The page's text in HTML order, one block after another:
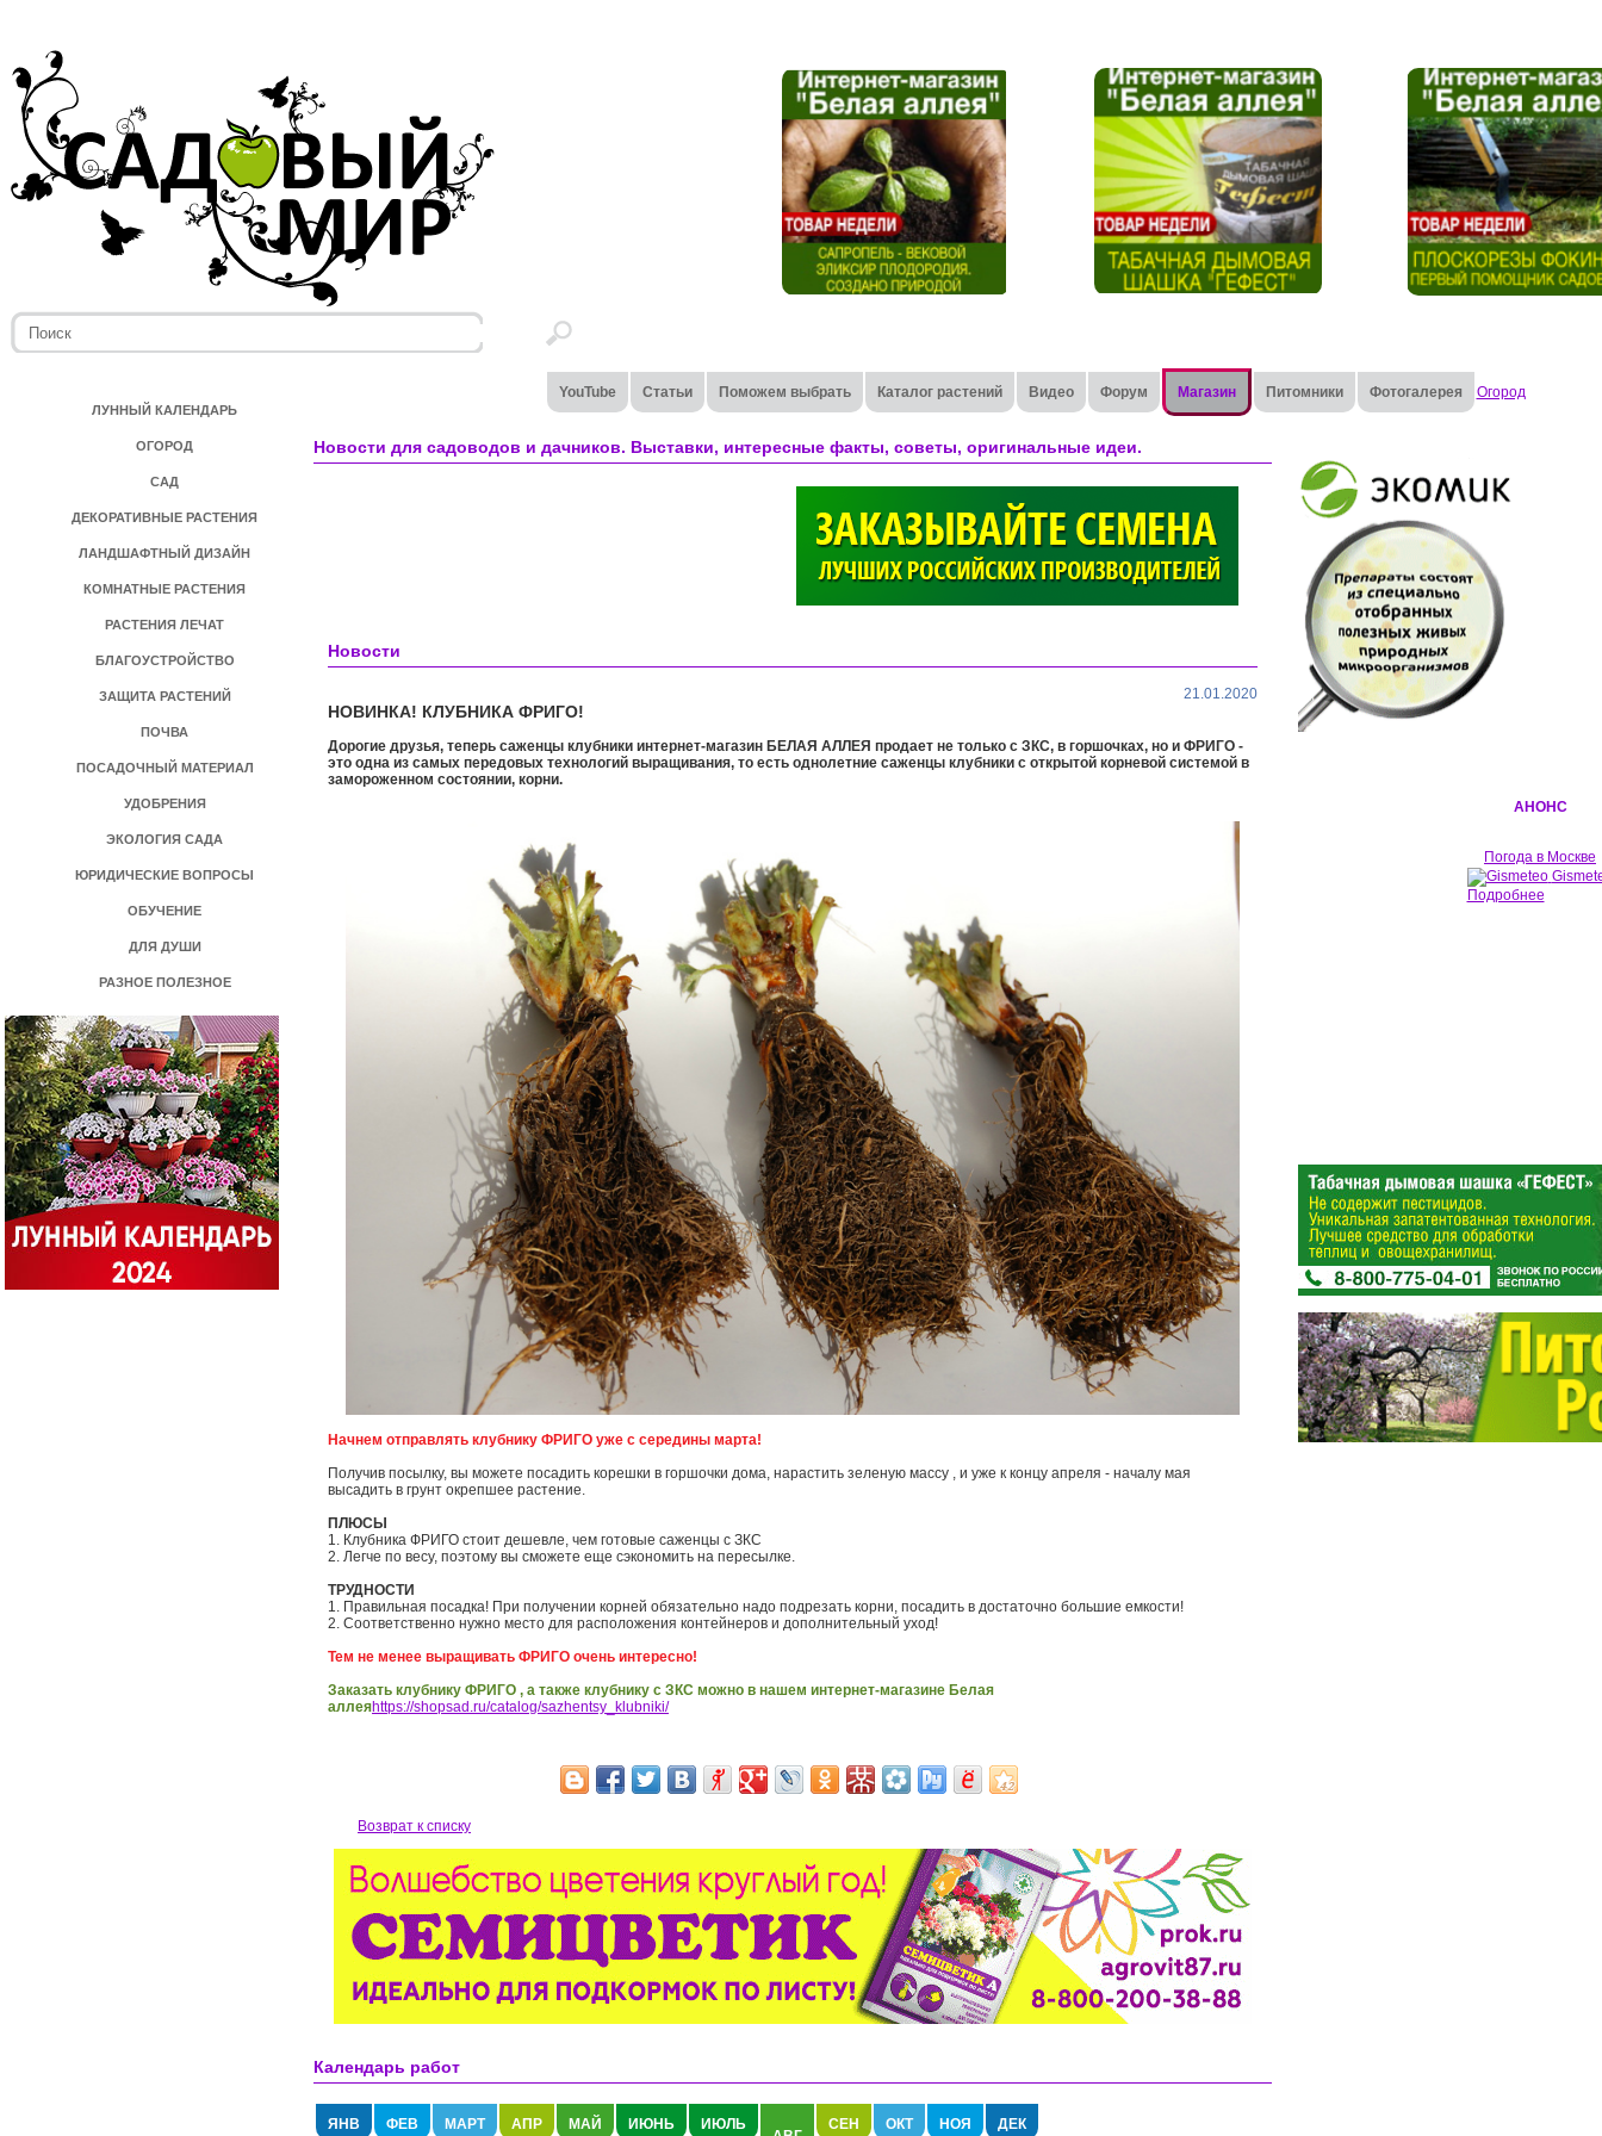
ЛУННЫЙ КАЛЕНДАРЬ
ОГОРОД
САД
ДЕКОРАТИВНЫЕ РАСТЕНИЯ
ЛАНДШАФТНЫЙ ДИЗАЙН
КОМНАТНЫЕ РАСТЕНИЯ
РАСТЕНИЯ ЛЕЧАТ
БЛАГОУСТРОЙСТВО
ЗАЩИТА РАСТЕНИЙ
ПОЧВА
ПОСАДОЧНЫЙ МАТЕРИАЛ
УДОБРЕНИЯ
ЭКОЛОГИЯ САДА
ЮРИДИЧЕСКИЕ ВОПРОСЫ
ОБУЧЕНИЕ
ДЛЯ ДУШИ
РАЗНОЕ ПОЛЕЗНОЕ
YouTube Статьи Поможем выбрать Каталог растений Видео Форум Магазин Питомники Фотогалерея Огород
Новости для садоводов и дачников. Выставки, интересные факты, советы, оригинальные идеи.
Новости
21.01.2020
НОВИНКА! КЛУБНИКА ФРИГО!
Дорогие друзья, теперь саженцы клубники интернет-магазин БЕЛАЯ АЛЛЕЯ продает не только с ЗКС, в горшочках, но и ФРИГО -
это одна из самых передовых технологий выращивания, то есть однолетние саженцы клубники с открытой корневой системой в
замороженном состоянии, корни.
Начнем отправлять клубнику ФРИГО уже с середины марта!
Получив посылку, вы можете посадить корешки в горшочки дома, нарастить зеленую массу , и уже к концу апреля - началу мая
высадить в грунт окрепшее растение.
ПЛЮСЫ
1. Клубника ФРИГО стоит дешевле, чем готовые саженцы с ЗКС
2. Легче по весу, поэтому вы сможете еще сэкономить на пересылке.
ТРУДНОСТИ
1. Правильная посадка! При получении корней обязательно надо подрезать корни, посадить в достаточно большие емкости!
2. Соответственно нужно место для расположения контейнеров и дополнительный уход!
Тем не менее выращивать ФРИГО очень интересно!
Заказать клубнику ФРИГО , а также клубнику с ЗКС можно в нашем интернет-магазине Белая
аллеяhttps://shopsad.ru/catalog/sazhentsy_klubniki/
Возврат к списку
Календарь работ
ЯНВ ФЕВ МАРТ АПР МАЙ ИЮНЬ ИЮЛЬ СЕН ОКТ НОЯ ДЕК
АНОНС
Погода в Москве
Подробнее